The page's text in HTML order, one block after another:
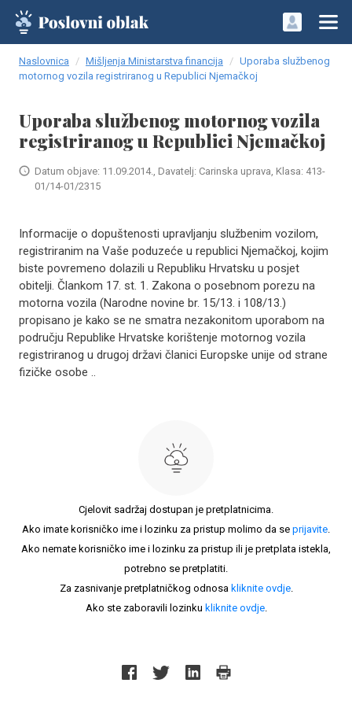
Naslovnica Mišljenja Ministarstva financija
Uporaba službenog
motornog vozila registriranog u Republici Njemačkoj
Uporaba službenog motornog vozila
registriranog u Republici Njemačkoj
Datum objave: 11.09.2014., Davatelj: Carinska uprava, Klasa: 413-
01/14-01/2315
Informacije o dopuštenosti upravljanju službenim vozilom,
registriranim na Vaše poduzeće u republici Njemačkoj, kojim
biste povremeno dolazili u Republiku Hrvatsku u posjet
obitelji. Člankom 17. st. 1. Zakona o posebnom porezu na
motorna vozila (Narodne novine br. 15/13. i 108/13.)
propisano je kako se ne smatra nezakonitom uporabom na
području Republike Hrvatske korištenje motornog vozila
registriranog u drugoj državi članici Europske unije od strane
fizičke osobe ..
Cjelovit sadržaj dostupan je pretplatnicima.
Ako imate korisničko ime i lozinku za pristup molimo da se prijavite.
Ako nemate korisničko ime i lozinku za pristup ili je pretplata istekla,
potrebno se pretplatiti.
Za zasnivanje pretplatničkog odnosa kliknite ovdje.
Ako ste zaboravili lozinku kliknite ovdje.